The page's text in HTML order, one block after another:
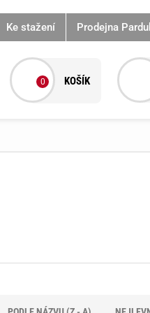
Ke stažení Prodejna
0